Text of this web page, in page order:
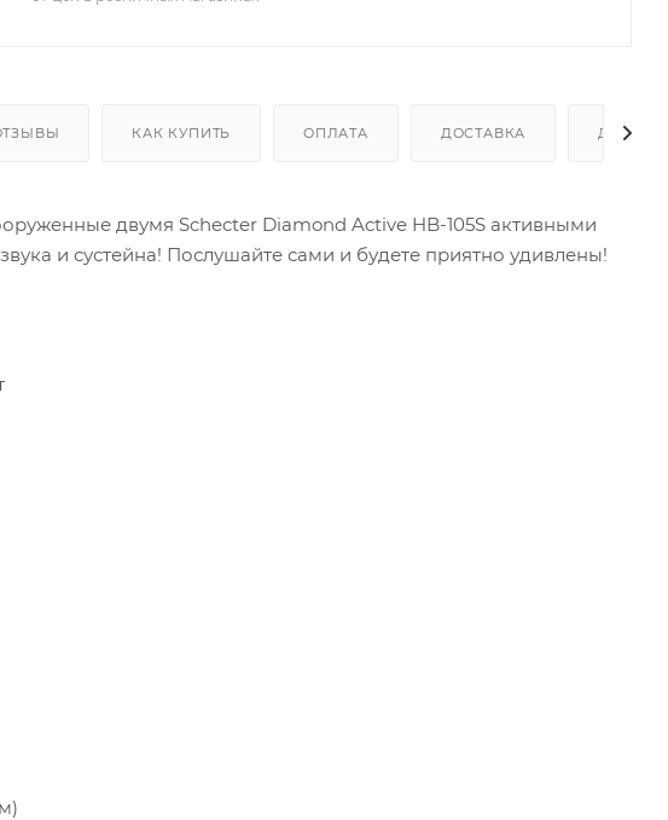
КАК КУПИТЬ ОПЛАТА ДОСТАВКА
двумя Schecter Diamond Active HB-105S активными
и сустейна! Послушайте сами и будете приятно удивлены!